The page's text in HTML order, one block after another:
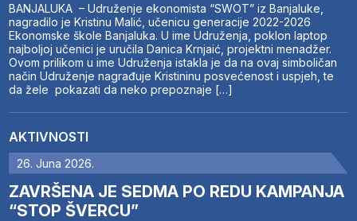
BANJALUKA – Udruženje ekonomista “SWOT” iz Banjaluke,
nagradilo je Kristinu Malić, učenicu generacije 2022-2026
Ekonomske škole Banjaluka. U ime Udruženja, poklon laptop
najboljoj učenici je uručila Danica Krnjaić, projektni menadžer.
Ovom prilikom u ime Udruženja istakla je da na ovaj simboličan
način Udruženje nagrađuje Kristininu posvećenost i uspjeh, te
da žele pokazati da neko prepoznaje […]
AKTIVNOSTI
26. Juna 2026.
ZAVRŠENA JE SEDMA PO REDU KAMPANJA
“STOP ŠVERCU”